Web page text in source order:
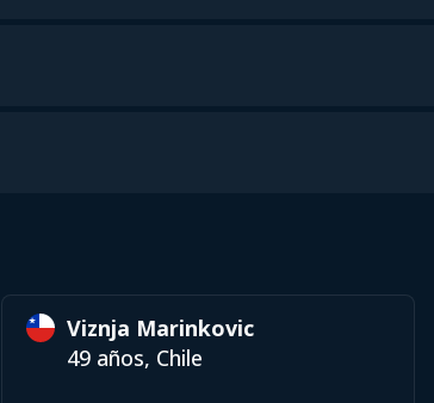
Viznja Marinkovic
49 años, Chile